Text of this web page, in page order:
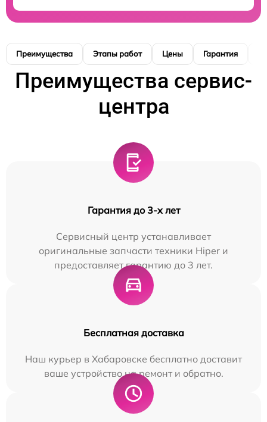
Преимущества Этапы работ Цены Гарантия
Преимущества сервис-
центра
Гарантия до 3-х лет
Сервисный центр устанавливает
оригинальные запчасти техники Hiper и
предоставляет гарантию до 3 лет.
Бесплатная доставка
Наш курьер в Хабаровске бесплатно доставит
ваше устройство на ремонт и обратно.